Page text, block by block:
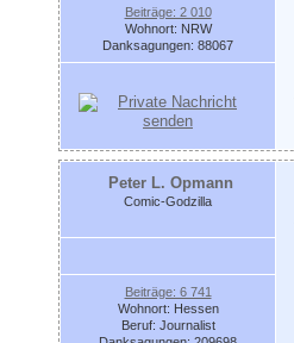
Beiträge: 2 010
Wohnort: NRW
Danksagungen: 88067
Peter L. Opmann
Comic-Godzilla
Beiträge: 6 741
Wohnort: Hessen
Beruf: Journalist